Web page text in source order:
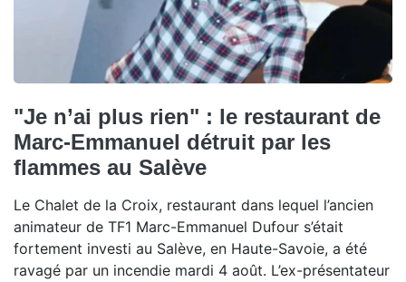
"Je n’ai plus rien" : le restaurant de
Marc-Emmanuel détruit par les
flammes au Salève
Le Chalet de la Croix, restaurant dans lequel l’ancien
animateur de TF1 Marc-Emmanuel Dufour s’était
fortement investi au Salève, en Haute-Savoie, a été
ravagé par un incendie mardi 4 août. L’ex-présentateur